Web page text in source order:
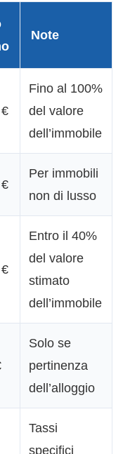
Note
Fino al 100%
del valore
dell’immobile
Per immobili
non di lusso
Entro il 40%
del valore
stimato
dell’immobile
Solo se
pertinenza
dell’alloggio
Tassi
specifici